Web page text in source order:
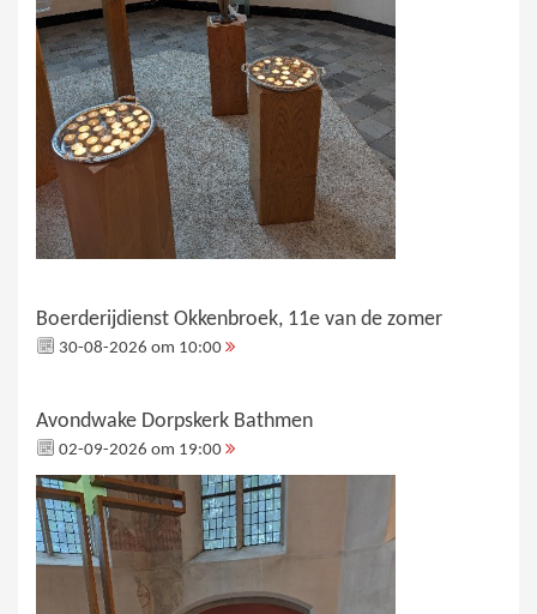
Boerderijdienst Okkenbroek, 11e van de zomer
30-08-2026 om 10:00
Avondwake Dorpskerk Bathmen
02-09-2026 om 19:00